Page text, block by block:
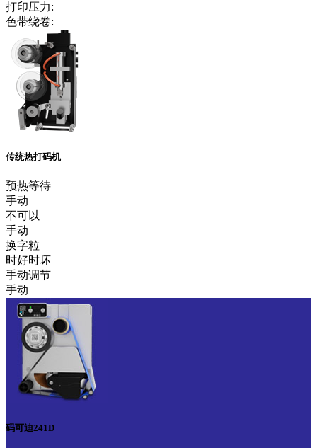
打印压力:
色带绕卷:
传统热打码机
预热等待
手动
不可以
手动
换字粒
时好时坏
手动调节
手动
码可迪241D